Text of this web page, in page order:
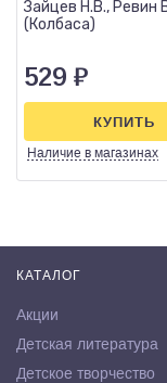
Зайцев Н.В., Ревин
(Колбаса)
529 ₽
Наличие в магазинах
КУПИТЬ
КАТАЛОГ
Акции
Детская литература
Детское творчество